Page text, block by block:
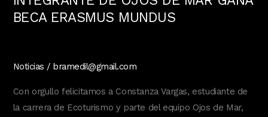
BECA ERASMUS MUNDUS
Noticias / bramedil@gmail.com
Con orgullo felicitamos a Constanza Vargas, estudiante de
la carrera de Ecoturismo y parte del equipo Ojos de Mar,